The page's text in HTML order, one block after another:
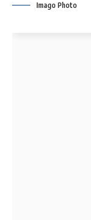
Imago Photo